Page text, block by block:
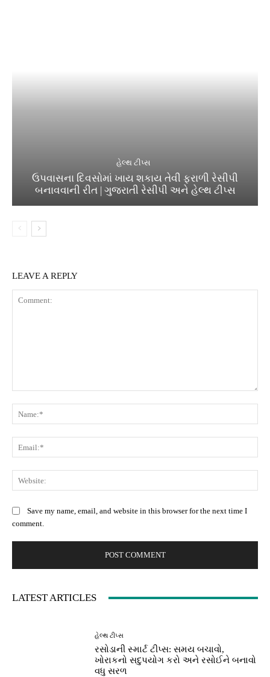
હેલ્થ ટીપ્સ
ઉપવાસના દિવસોમાં ખાય શકાય તેવી ફરાળી રેસીપી
બનાવવાની રીત | ગુજરાતી રેસીપી અને હેલ્થ ટીપ્સ
LEAVE A REPLY
Save my name, email, and website in this browser for the next time I
comment.
LATEST ARTICLES
હેલ્થ ટીપ્સ
રસોડાની સ્માર્ટ ટીપ્સ: સમય બચાવો,
ખોરાકનો સદુપયોગ કરો અને રસોઈને બનાવો
વધુ સરળ